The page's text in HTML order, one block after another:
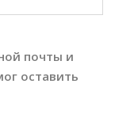
почты и
оставить